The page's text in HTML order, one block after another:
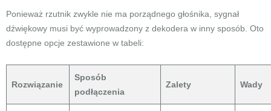
Ponieważ rzutnik zwykle nie ma porządnego głośnika, sygnał
dźwiękowy musi być wyprowadzony z dekodera w inny sposób. Oto
dostępne opcje zestawione w tabeli:
Rozwiązanie
Sposób
podłączenia
Zalety Wady